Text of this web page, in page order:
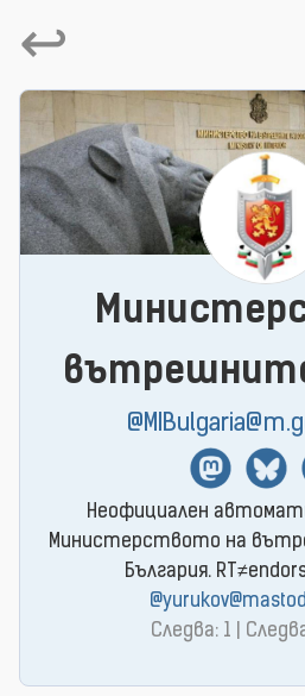
↩
Mastodon
Неофициален
Министерството на
България.
Следва: 1 |